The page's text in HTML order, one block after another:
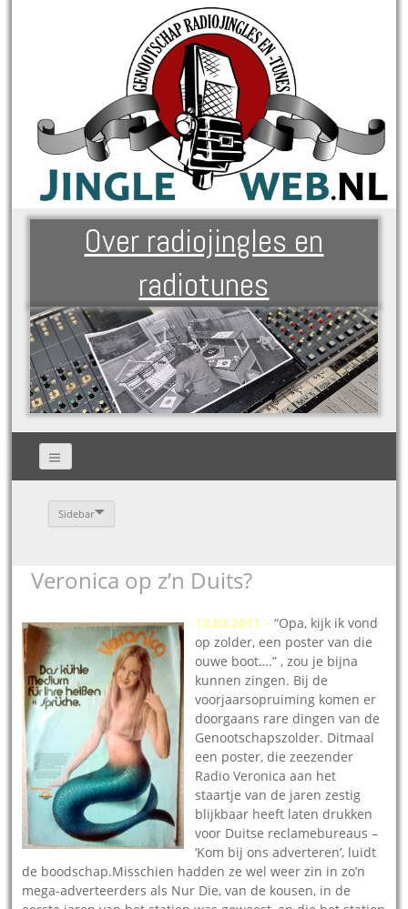
Over radiojingles en
radiotunes
Sidebar
Veronica op z’n Duits?
13.03.2011 – “Opa, kijk ik vond
op zolder, een poster van die
ouwe boot….” , zou je bijna
kunnen zingen. Bij de
voorjaarsopruiming komen er
doorgaans rare dingen van de
Genootschapszolder. Ditmaal
een poster, die zeezender
Radio Veronica aan het
staartje van de jaren zestig
blijkbaar heeft laten drukken
voor Duitse reclamebureaus –
‘Kom bij ons adverteren’, luidt
de boodschap.Misschien hadden ze wel weer zin in zo’n
mega-adverteerders als Nur Die, van de kousen, in de